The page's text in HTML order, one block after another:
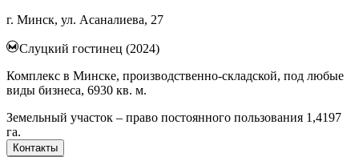
г. Минск, ул. Асаналиева, 27
Слуцкий гостинец (2024)
Комплекс в Минске, производственно-складской, под любые
виды бизнеса, 6930 кв. м.
Земельный участок – право постоянного пользования 1,4197
га.
Контакты